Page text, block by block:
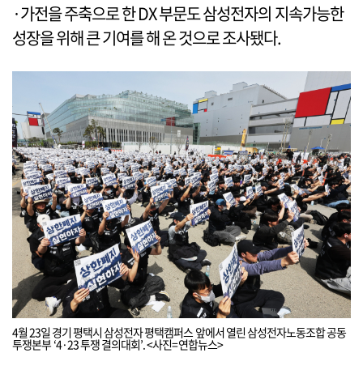
·가전을 주축으로 한 DX 부문도 삼성전자의 지속가능한
성장을 위해 큰 기여를 해 온 것으로 조사됐다.
4월 23일 경기 평택시 삼성전자 평택캠퍼스 앞에서 열린 삼성전자노동조합 공동
투쟁본부 ‘4·23 투쟁 결의대회’. <사진=연합뉴스>